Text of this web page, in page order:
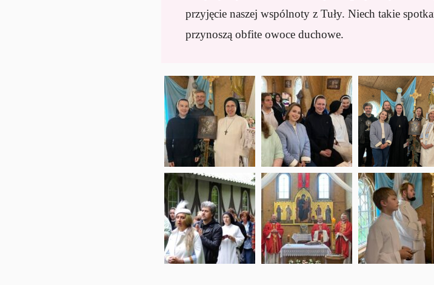
przyjęcie naszej wspólnoty z Tuły. Niech takie
przynoszą obfite owoce duchowe.